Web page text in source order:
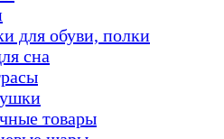
для обуви, полки
сна
товары